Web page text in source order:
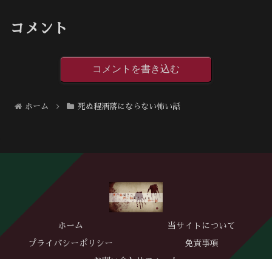
コメント
コメントを書き込む
ホーム 死ぬ程洒落にならない怖い話
ホーム 当サイトについて
プライバシーポリシー 免責事項